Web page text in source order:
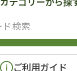
ご利用ガイド